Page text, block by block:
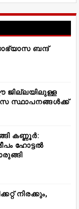
ബന്ദ്
ജില്ലയിലുള്ള
സ്ഥാപനങ്ങൾക്ക്
കണ്ണൂർ:
ഹോട്ടൽ
നിരക്കും,